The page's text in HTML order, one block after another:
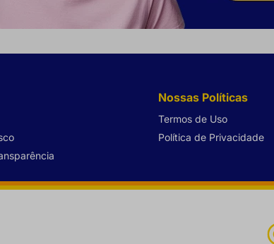
Nossas Políticas
Termos de Uso
Política de Privacidade